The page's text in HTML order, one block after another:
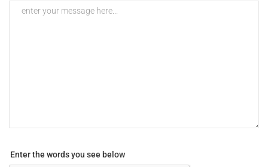
Enter the words you see below